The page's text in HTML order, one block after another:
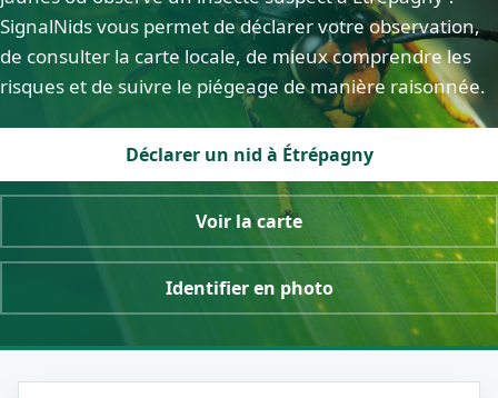
SignalNids vous permet de déclarer votre observation,
de consulter la carte locale, de mieux comprendre les
risques et de suivre le piégeage de manière raisonnée.
Déclarer un nid à Étrépagny
Voir la carte
Identifier en photo